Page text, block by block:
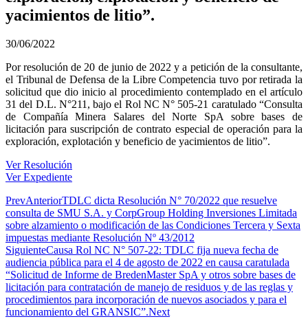
yacimientos de litio”.
30/06/2022
Por resolución de 20 de junio de 2022 y a petición de la consultante,
el Tribunal de Defensa de la Libre Competencia tuvo por retirada la
solicitud que dio inicio al procedimiento contemplado en el artículo
31 del D.L. N°211, bajo el Rol NC N° 505-21 caratulado “Consulta
de Compañía Minera Salares del Norte SpA sobre bases de
licitación para suscripción de contrato especial de operación para la
exploración, explotación y beneficio de yacimientos de litio”.
Ver Resolución
Ver Expediente
PrevAnteriorTDLC dicta Resolución N° 70/2022 que resuelve
consulta de SMU S.A. y CorpGroup Holding Inversiones Limitada
sobre alzamiento o modificación de las Condiciones Tercera y Sexta
impuestas mediante Resolución Nº 43/2012
SiguienteCausa Rol NC N° 507-22: TDLC fija nueva fecha de
audiencia pública para el 4 de agosto de 2022 en causa caratulada
“Solicitud de Informe de BredenMaster SpA y otros sobre bases de
licitación para contratación de manejo de residuos y de las reglas y
procedimientos para incorporación de nuevos asociados y para el
funcionamiento del GRANSIC”.Next